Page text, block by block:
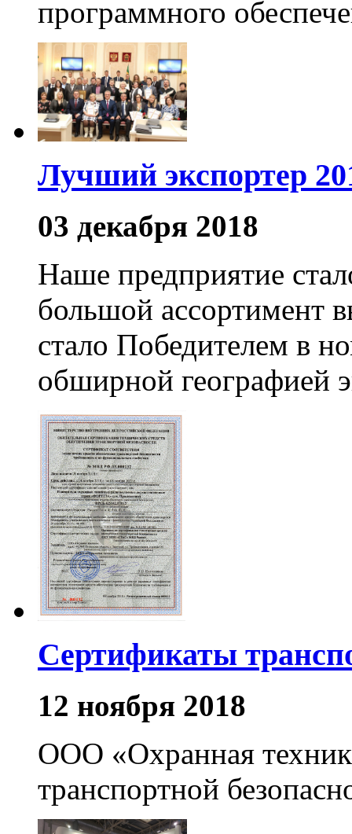
программного
Лучший экспортер
03 декабря 2018
Наше предприятие
большой ассортимент
стало Победителем в
обширной географией
Сертификаты
12 ноября 2018
ООО «Охранная
транспортной